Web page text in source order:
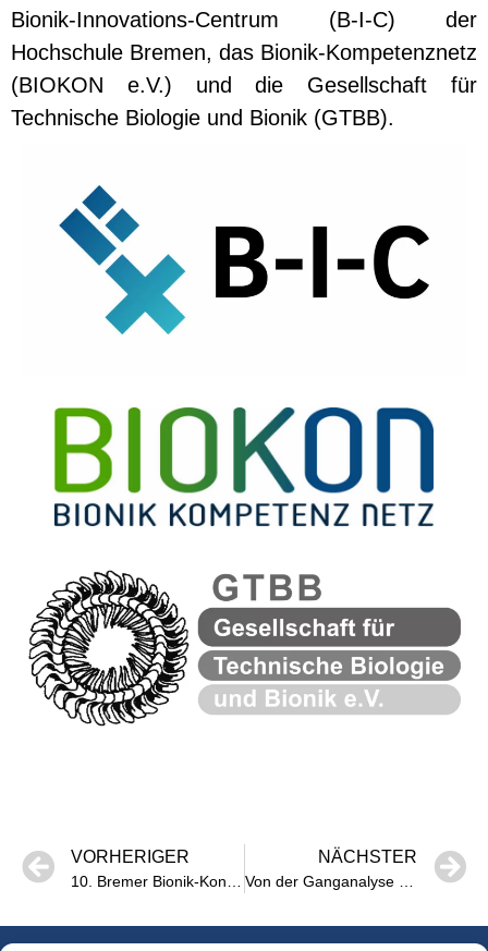
Bionik-Innovations-Centrum (B-I-C) der
Hochschule Bremen, das Bionik-Kompetenznetz
(BIOKON e.V.) und die Gesellschaft für
Technische Biologie und Bionik (GTBB).
VORHERIGER
10. Bremer Bionik-Kongress
NÄCHSTER
Von der Ganganalyse zum Roboterhund – Bionik in der Praxis